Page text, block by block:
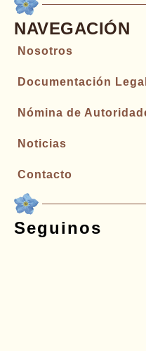
NAVEGACIÓN
Nosotros
Documentación Legal
Nómina de
Noticias
Contacto
Seguinos